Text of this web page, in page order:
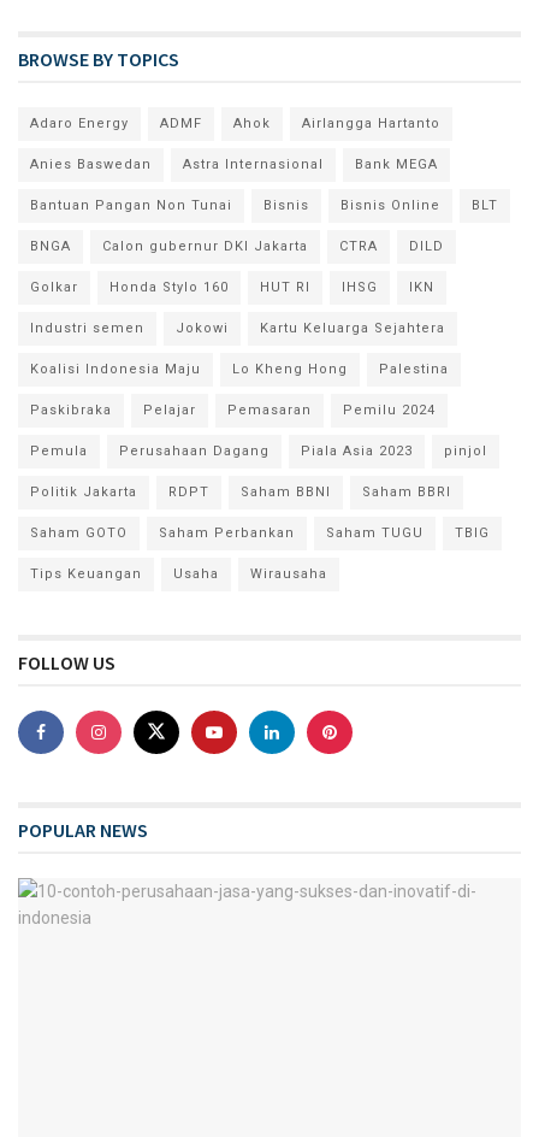
BROWSE BY TOPICS
Adaro Energy ADMF Ahok Airlangga Hartanto
Anies Baswedan Astra Internasional Bank MEGA
Bantuan Pangan Non Tunai Bisnis Bisnis Online BLT
BNGA Calon gubernur DKI Jakarta CTRA DILD
Golkar Honda Stylo 160 HUT RI IHSG IKN
Industri semen Jokowi Kartu Keluarga Sejahtera
Koalisi Indonesia Maju Lo Kheng Hong Palestina
Paskibraka Pelajar Pemasaran Pemilu 2024
Pemula Perusahaan Dagang Piala Asia 2023 pinjol
Politik Jakarta RDPT Saham BBNI Saham BBRI
Saham GOTO Saham Perbankan Saham TUGU TBIG
Tips Keuangan Usaha Wirausaha
FOLLOW US
POPULAR NEWS